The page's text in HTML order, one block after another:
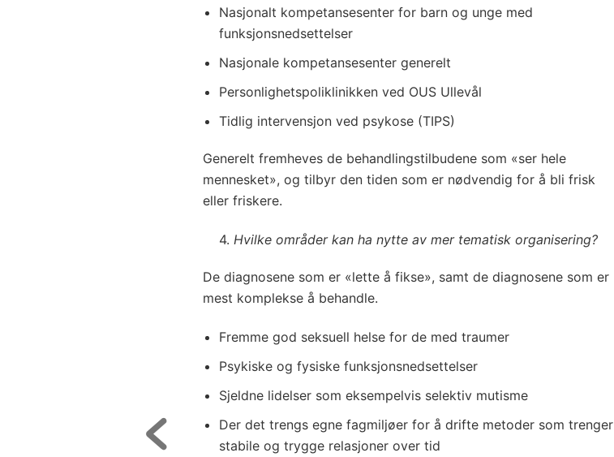
Nasjonalt kompetansesenter for barn og unge med
funksjonsnedsettelser
Nasjonale kompetansesenter generelt
Personlighetspoliklinikken ved OUS Ullevål
Tidlig intervensjon ved psykose (TIPS)
Generelt fremheves de behandlingstilbudene som «ser hele
mennesket», og tilbyr den tiden som er nødvendig for å bli frisk
eller friskere.
4. Hvilke områder kan ha nytte av mer tematisk organisering?
De diagnosene som er «lette å fikse», samt de diagnosene som er
mest komplekse å behandle.
Fremme god seksuell helse for de med traumer
Psykiske og fysiske funksjonsnedsettelser
Sjeldne lidelser som eksempelvis selektiv mutisme
Der det trengs egne fagmiljøer for å drifte metoder som trenger
stabile og trygge relasjoner over tid